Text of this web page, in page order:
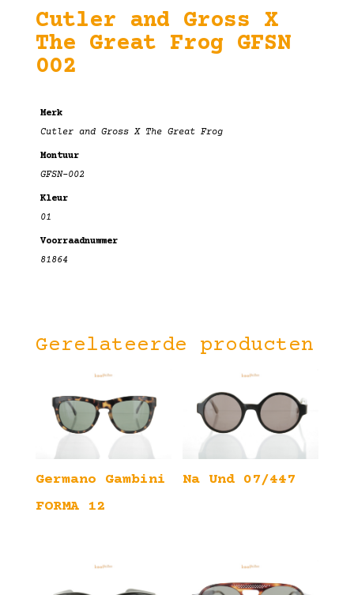
Cutler and Gross X
The Great Frog GFSN
002
Merk
Cutler and Gross X The Great Frog
Montuur
GFSN-002
Kleur
01
Voorraadnummer
81864
Gerelateerde producten
Germano Gambini
FORMA 12
Na Und 07/447